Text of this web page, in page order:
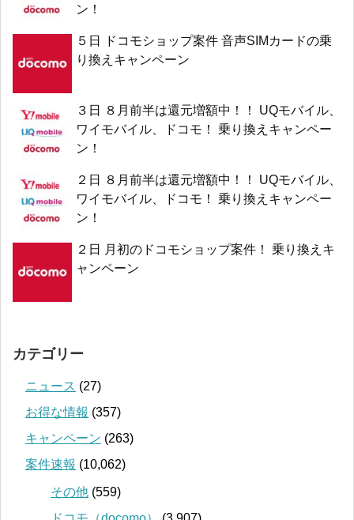
ン！
５日 ドコモショップ案件 音声SIMカードの乗
り換えキャンペーン
３日 ８月前半は還元増額中！！ UQモバイル、
ワイモバイル、ドコモ！ 乗り換えキャンペー
ン！
２日 ８月前半は還元増額中！！ UQモバイル、
ワイモバイル、ドコモ！ 乗り換えキャンペー
ン！
２日 月初のドコモショップ案件！ 乗り換えキ
ャンペーン
カテゴリー
ニュース (27)
お得な情報 (357)
キャンペーン (263)
案件速報 (10,062)
その他 (559)